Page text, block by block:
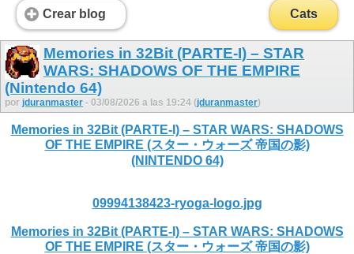
Crear blog Cats
Memories in 32Bit (PARTE-I) – STAR
WARS: SHADOWS OF THE EMPIRE
(Nintendo 64)
por jduranmaster - 03/08/2026 a las 19:24 (jduranmaster)
Memories in 32Bit (PARTE-I) – STAR WARS: SHADOWS
OF THE EMPIRE (スター・ウォーズ 帝国の影)
(NINTENDO 64)
09994138423-ryoga-logo.jpg
Memories in 32Bit (PARTE-I) – STAR WARS: SHADOWS
OF THE EMPIRE (スター・ウォーズ 帝国の影)